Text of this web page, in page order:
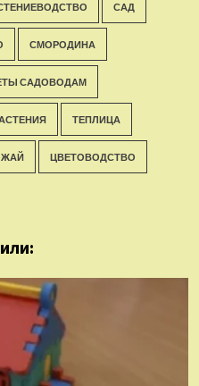
САД
СМОРОДИНА
САДОВОДАМ
ТЕПЛИЦА
ЦВЕТОВОДСТВО